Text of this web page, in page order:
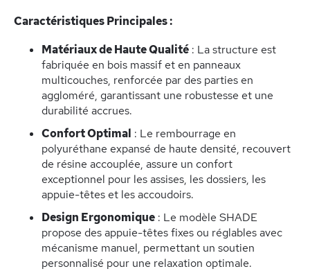
Caractéristiques Principales :
Matériaux de Haute Qualité : La structure est
fabriquée en bois massif et en panneaux
multicouches, renforcée par des parties en
aggloméré, garantissant une robustesse et une
durabilité accrues.
Confort Optimal : Le rembourrage en
polyuréthane expansé de haute densité, recouvert
de résine accouplée, assure un confort
exceptionnel pour les assises, les dossiers, les
appuie-têtes et les accoudoirs.
Design Ergonomique : Le modèle SHADE
propose des appuie-têtes fixes ou réglables avec
mécanisme manuel, permettant un soutien
personnalisé pour une relaxation optimale.